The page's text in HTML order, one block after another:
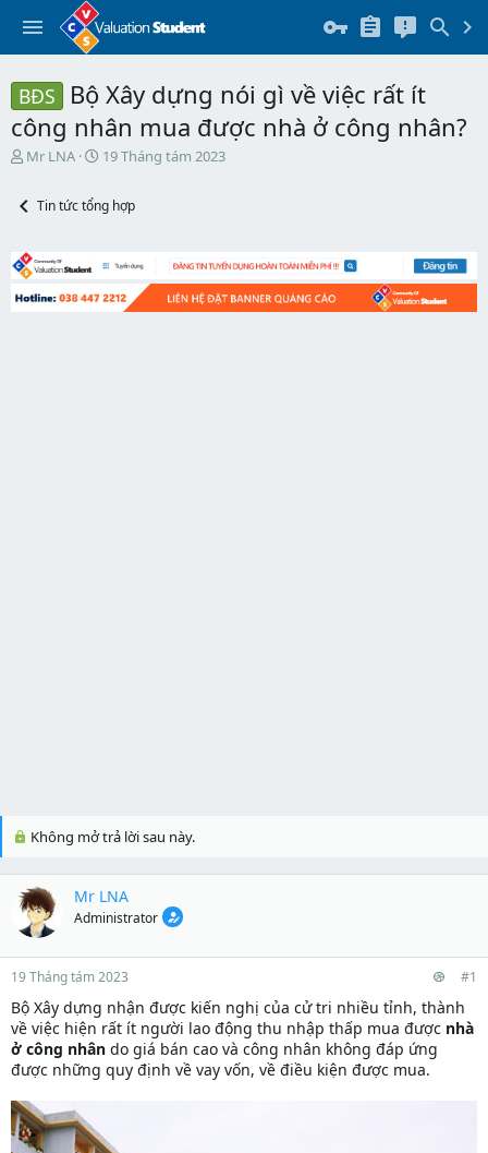
BĐS
Bộ Xây dựng nói gì về việc rất ít
công nhân mua được nhà ở công nhân?
T
e
d
s
t
Mr LNA
N
y
t
đ
19 Tháng tám 2023
Tin tức tổng hợp
Không mở trả lời sau này.
Mr LNA
Administrator
19 Tháng tám 2023 #1
Bộ Xây dựng nhận được kiến nghị của cử tri nhiều tỉnh, thành
về việc hiện rất ít người lao động thu nhập thấp mua được nhà
ở công nhân do giá bán cao và công nhân không đáp ứng
được những quy định về vay vốn, về điều kiện được mua.